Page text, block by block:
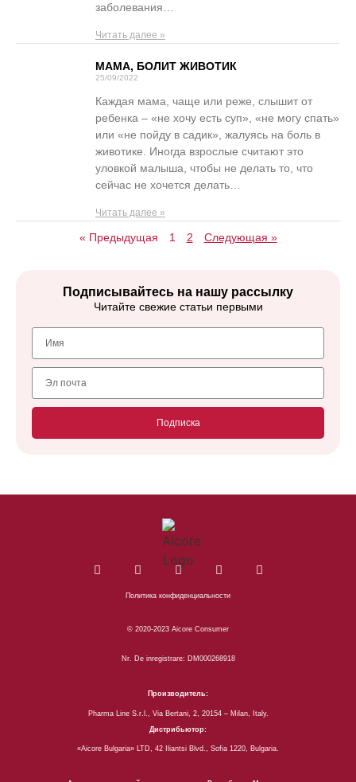
заболевания…
Читать далее »
МАМА, БОЛИТ ЖИВОТИК
25/09/2022
Каждая мама, чаще или реже, слышит от
ребенка – «не хочу есть суп», «не могу спать»
или «не пойду в садик», жалуясь на боль в
животике. Иногда взрослые считают это
уловкой малыша, чтобы не делать то, что
сейчас не хочется делать…
Читать далее »
« Предыдущая 1 2 Следующая »
Подписывайтесь на нашу рассылку
Читайте свежие статьи первыми
Подписка
Политика конфиденциальности
© 2020-2023 Aicore Consumer
Nr. De inregistrare: DM000268918
Производитель:
Pharma Line S.r.l., Via Bertani, 2, 20154 – Milan, Italy.
Дистрибьютор:
«Aiсorе Bulgaria» LTD, 42 Iliantsi Blvd., Sofia 1220, Bulgaria.